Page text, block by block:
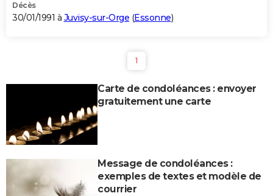
Décès
30/01/1991 à Juvisy-sur-Orge (Essonne)
1
Carte de condoléances : envoyer
gratuitement une carte
Message de condoléances :
exemples de textes et modèle de
courrier